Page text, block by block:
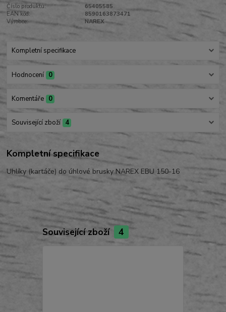
Číslo produktu:
65405585
EAN kód:
8590163873471
Výrobce:
NAREX
Kompletní specifikace
Hodnocení 0
Komentáře 0
Související zboží 4
Kompletní specifikace
Uhlíky (kartáče) do úhlové brusky NAREX EBU 150-16
Související zboží 4